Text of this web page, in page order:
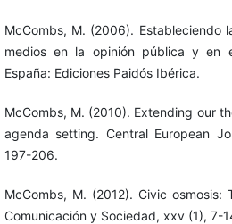
McCombs, M. (2006). Estableciendo
medios en la opinión pública y en
España: Ediciones Paidós Ibérica.
McCombs, M. (2010). Extending our
agenda setting. Central European
197-206.
McCombs, M. (2012). Civic
Comunicación y Sociedad, xxv (1), 7-